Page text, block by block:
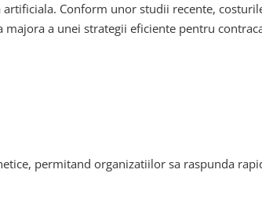
Conform unor studii recente,
a unei strategii eficiente pentru
permitand organizatiilor sa raspunda